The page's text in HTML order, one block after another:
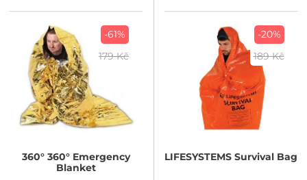
-61%
179 Kč
360°360° Emergency
Blanket
-20%
189 Kč
LIFESYSTEMS Survival Bag